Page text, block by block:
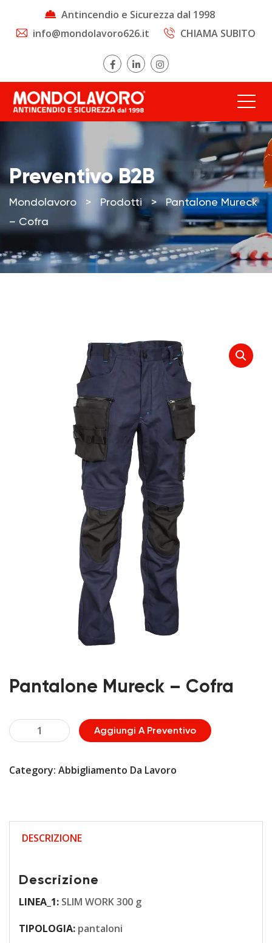
Antincendio e Sicurezza dal 1998
info@mondolavoro626.it
CHIAMA SUBITO
Preventivo B2B
Mondolavoro > Prodotti > Pantalone Mureck
– Cofra
Pantalone Mureck – Cofra
Pantalone
Mureck
Cofra
Aggiungi A Preventivo
Category: Abbigliamento Da Lavoro
DESCRIZIONE
Descrizione
LINEA_1: SLIM WORK 300 g
TIPOLOGIA: pantaloni